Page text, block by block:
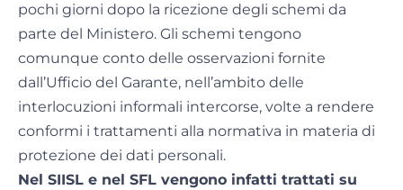
pochi giorni dopo la ricezione degli schemi da
parte del Ministero. Gli schemi tengono
comunque conto delle osservazioni fornite
dall’Ufficio del Garante, nell’ambito delle
interlocuzioni informali intercorse, volte a rendere
conformi i trattamenti alla normativa in materia di
protezione dei dati personali.
Nel SIISL e nel SFL vengono infatti trattati su